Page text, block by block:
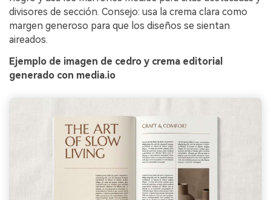
divisores de sección. Consejo: usa la crema clara como
margen generoso para que los diseños se sientan
aireados.
Ejemplo de imagen de cedro y crema editorial
generado con media.io